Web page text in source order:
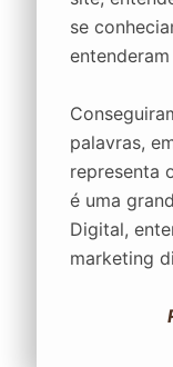
se
palavras,
representa
é uma
Digital,
marketing